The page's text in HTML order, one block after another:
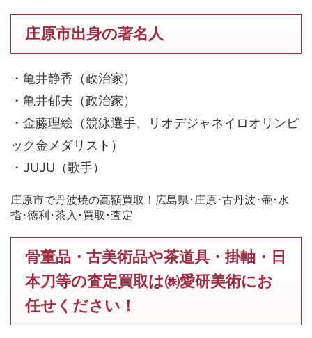
庄原市出身の著名人
・亀井静香（政治家）
・亀井郁夫（政治家）
・金藤理絵（競泳選手、リオデジャネイロオリンピ
ック金メダリスト）
・JUJU（歌手）
庄原市で丹波焼の高額買取！広島県･庄原･古丹波･壷･水
指･徳利･茶入･買取･査定
骨董品・古美術品や茶道具・掛軸・日
本刀等の査定買取は㈱愛研美術にお
任せください！